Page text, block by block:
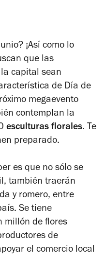
¡Así como lo
que las
capital sean
de Día de
megaevento
contemplan la
esculturas florales. Te
preparado.
es que no sólo se
también traerán
y romero, entre
Se tiene
millón de flores
de
el comercio local